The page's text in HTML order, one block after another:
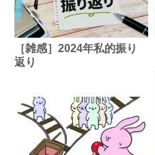
［雑感］2024年私的振り
返り